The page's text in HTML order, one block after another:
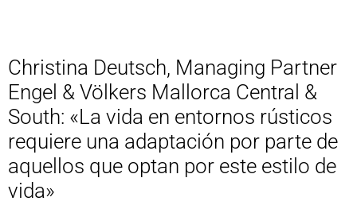
Christina Deutsch, Managing Partner
Engel & Völkers Mallorca Central &
South: «La vida en entornos rústicos
requiere una adaptación por parte de
aquellos que optan por este estilo de
vida»